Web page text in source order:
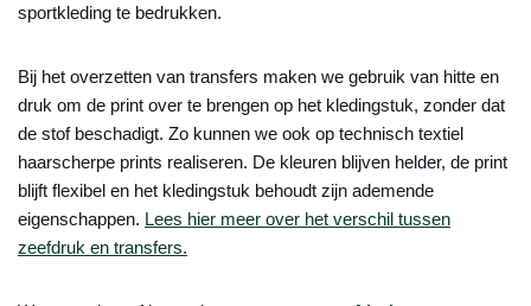
sportkleding te bedrukken.
Bij het overzetten van transfers maken we gebruik van hitte en
druk om de print over te brengen op het kledingstuk, zonder dat
de stof beschadigt. Zo kunnen we ook op technisch textiel
haarscherpe prints realiseren. De kleuren blijven helder, de print
blijft flexibel en het kledingstuk behoudt zijn ademende
eigenschappen. Lees hier meer over het verschil tussen
zeefdruk en transfers.